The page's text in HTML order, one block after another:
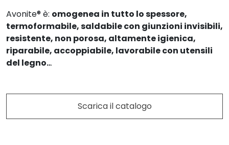
Avonite® è: omogenea in tutto lo spessore,
termoformabile, saldabile con giunzioni invisibili,
resistente, non porosa, altamente igienica,
riparabile, accoppiabile, lavorabile con utensili
del legno...
Scarica il catalogo